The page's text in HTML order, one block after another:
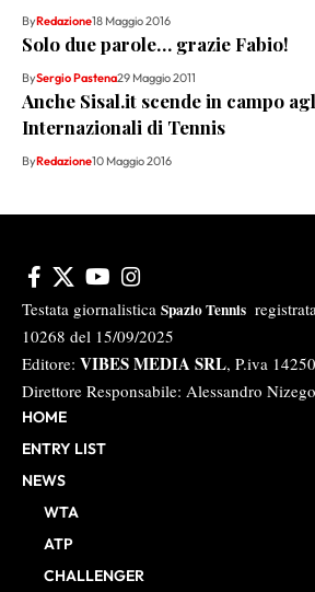
ByRedazione18 Maggio 2016
Solo due parole… grazie Fabio!
BySergio Pastena29 Maggio 2011
Anche Sisal.it scende in campo
Internazionali di Tennis
ByRedazione10 Maggio 2016
Testata giornalistica Spazio Tennis
10268 del 15/09/2025
Editore: VIBES MEDIA SRL, P.iva
Direttore Responsabile: Alessandro
HOME
ENTRY LIST
NEWS
WTA
ATP
CHALLENGER